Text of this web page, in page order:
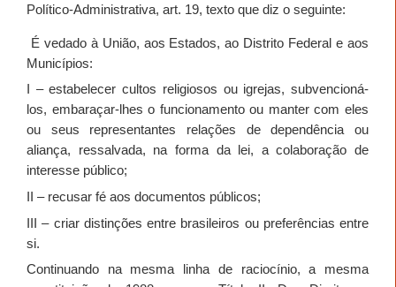
Político-Administrativa, art. 19, texto que diz o seguinte:
É vedado à União, aos Estados, ao Distrito Federal e aos
Municípios:
I – estabelecer cultos religiosos ou igrejas, subvencioná-
los, embaraçar-lhes o funcionamento ou manter com eles
ou seus representantes relações de dependência ou
aliança, ressalvada, na forma da lei, a colaboração de
interesse público;
II – recusar fé aos documentos públicos;
III – criar distinções entre brasileiros ou preferências entre
si.
Continuando na mesma linha de raciocínio, a mesma